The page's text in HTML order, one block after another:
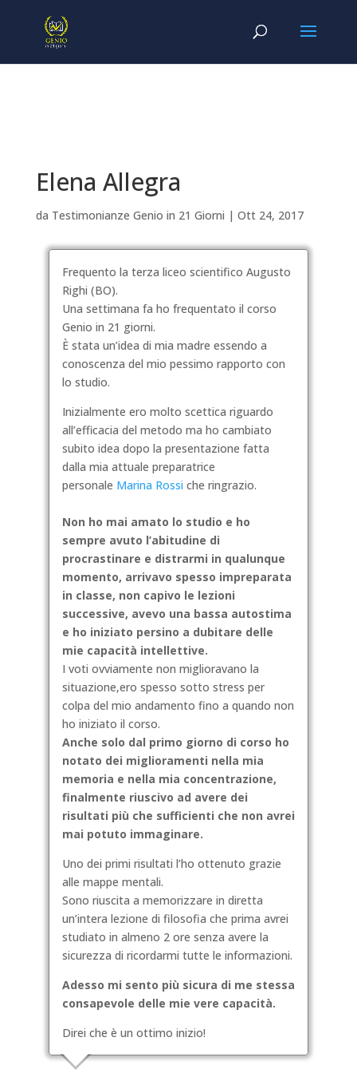
Elena Allegra
da Testimonianze Genio in 21 Giorni | Ott 24, 2017
Frequento la terza liceo scientifico Augusto
Righi (BO).
Una settimana fa ho frequentato il corso
Genio in 21 giorni.
È stata un’idea di mia madre essendo a
conoscenza del mio pessimo rapporto con
lo studio.
Inizialmente ero molto scettica riguardo
all’efficacia del metodo ma ho cambiato
subito idea dopo la presentazione fatta
dalla mia attuale preparatrice
personale Marina Rossi che ringrazio.
Non ho mai amato lo studio e ho
sempre avuto l’abitudine di
procrastinare e distrarmi in qualunque
momento, arrivavo spesso impreparata
in classe, non capivo le lezioni
successive, avevo una bassa autostima
e ho iniziato persino a dubitare delle
mie capacità intellettive.
I voti ovviamente non miglioravano la
situazione,ero spesso sotto stress per
colpa del mio andamento fino a quando non
ho iniziato il corso.
Anche solo dal primo giorno di corso ho
notato dei miglioramenti nella mia
memoria e nella mia concentrazione,
finalmente riuscivo ad avere dei
risultati più che sufficienti che non avrei
mai potuto immaginare.
Uno dei primi risultati l’ho ottenuto grazie
alle mappe mentali.
Sono riuscita a memorizzare in diretta
un’intera lezione di filosofia che prima avrei
studiato in almeno 2 ore senza avere la
sicurezza di ricordarmi tutte le informazioni.
Adesso mi sento più sicura di me stessa
consapevole delle mie vere capacità.
Direi che è un ottimo inizio!